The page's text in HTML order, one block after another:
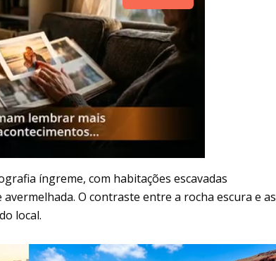
íngreme, com habitações escavadas
O contraste entre a rocha escura e as
local.